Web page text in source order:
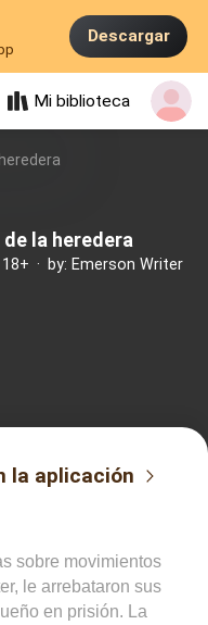
Descargar
Mi biblioteca
de la heredera
18+ · by: Emerson Writer
la aplicación
sobre movimientos
le arrebataron sus
en prisión. La